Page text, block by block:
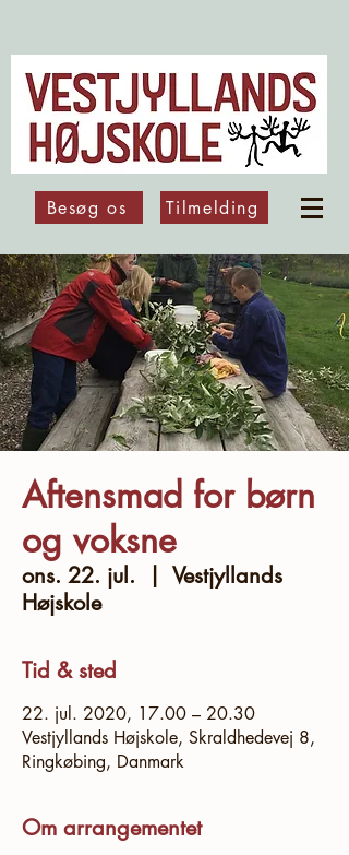
Besøg os Tilmelding
Aftensmad for børn
og voksne
ons. 22. jul.
  |
Vestjyllands
Højskole
Tid & sted
22. jul. 2020, 17.00 – 20.30
Vestjyllands Højskole, Skraldhedevej 8,
Ringkøbing, Danmark
Om arrangementet